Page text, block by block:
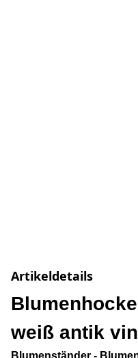
Artikeldetails
weiß antik
Blumenständer -